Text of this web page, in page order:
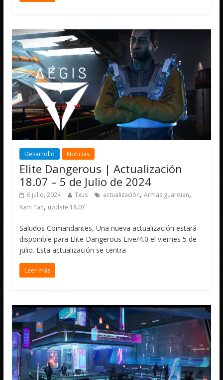
Desarrollo Noticias
Elite Dangerous | Actualización
18.07 – 5 de Julio de 2024
6 julio, 2024 Txus actualización,Armas guardian,
Ram Tah, update 18.07
Saludos Comandantes, Una nueva actualización estará
disponible para Elite Dangerous Live/4.0 el viernes 5 de
julio. Esta actualización se centra
Leer más